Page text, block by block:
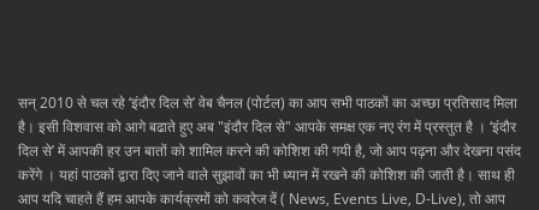
सन् 2010 से चल रहे ‘इंदौर दिल से’ वेब चैनल (पोर्टल) का आप सभी पाठकों का अच्छा प्रतिसाद मिला
है। इसी विशवास को आगे बढाते हुए अब "इंदौर दिल से" आपके समक्ष एक नए रंग में प्रस्तुत है । ‘इंदौर
दिल से’ में आपकी हर उन बातों को शामिल करने की कोशिश की गयी है, जो आप पढ़ना और देखना पसंद
करेंगे । यहां पाठकों द्वारा दिए जाने वाले सुझावों का भी ध्यान में रखने की कोशिश की जाती है। साथ ही
आप यदि चाहते हैं हम आपके कार्यक्रमों को कवरेज दें ( News, Events Live, D-Live), तो आप